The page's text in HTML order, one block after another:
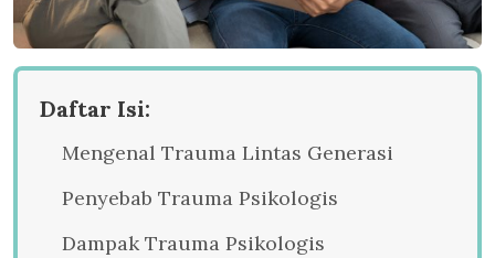
Daftar Isi:
Mengenal Trauma Lintas Generasi
Penyebab Trauma Psikologis
Dampak Trauma Psikologis